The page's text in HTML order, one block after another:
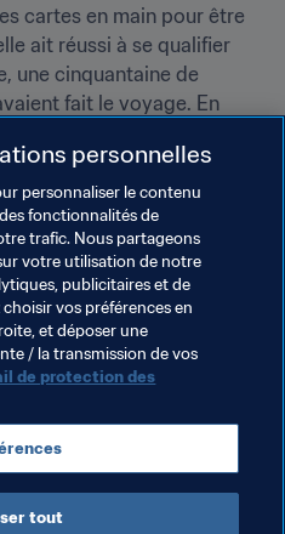
cartes en main pour être
ait réussi à se qualifier
une cinquantaine de
fait le voyage. En
l'équipe. Nous avons posé
cet EURO et il faut
et essayer de se qualifier
est dans un groupe
les garçons ont montré à
sortir contre les grosses
vraie valeur.
personnelles
personnaliser le contenu
fonctionnalités de
trafic. Nous partageons
votre utilisation de notre
publicitaires et de
vos préférences en
et déposer une
/ la transmission de vos
de protection des
tout